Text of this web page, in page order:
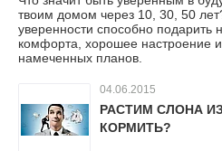
твоим домом через 10, 30, 50
уверенности способно
комфорта, хорошее настроение
намеченных планов.
04.06.2015
РАСТИМ СЛОНА
КОРМИТЬ?